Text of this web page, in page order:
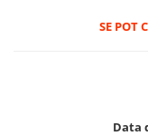
Accesorii Finisaje
Garnituri Adezive Uși
SE POT
Data